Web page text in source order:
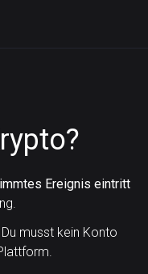
Ereignis eintritt
musst kein Konto